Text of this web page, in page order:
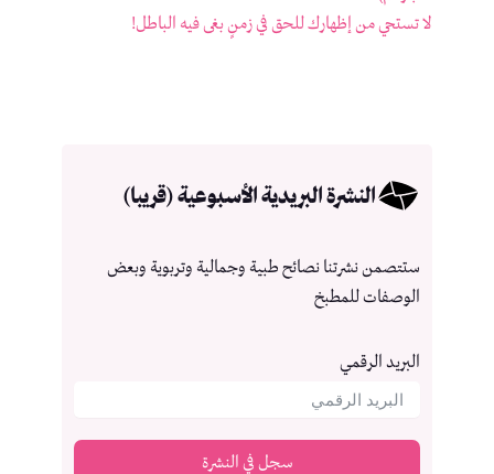
لا تستحي من إظهارك للحق في زمنٍ بغى فيه الباطل!
النشرة البريدية الأسبوعية (قريبا)
ستتصمن نشرتنا نصائح طبية وجمالية وتربوية وبعض
الوصفات للمطبخ
البريد الرقمي
سجل في النشرة